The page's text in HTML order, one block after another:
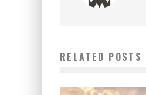
RELATED POSTS